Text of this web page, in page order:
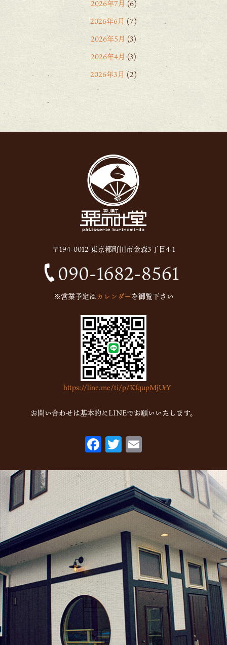
2026年7月 (6)
2026年6月 (7)
2026年5月 (3)
2026年4月(3)
2026年3月 (2)
2026年2月
(6)
(15)
2025年10月(6)
2025年9月(11)
2025年8月(11)
2025年7月(12)
2025年6月(13)
2024年12月(1)
2024年10月(1)
2023年2月(4)
2023年1月(7)
2022年12月(15)
2022年11月(16)
2022年10月(6)
2022年9月(1)
2022年5月
(2)
2022年1月(2)
2021年10月(1)
2021年9月
2021年8月 (1)
2021年6月
(1)
2021年5月
(1)
2021年4月 (1)
2021年2月(2)
2021年1月 (2)
2020年12月(5)
〒194-0012 東京都町田市金森3丁目4-1
※営業予定はカレンダーを御覧下さい
https://line.me/ti/p/KfqupMjUrY
お問い合わせは基本的にLINEでお願いいたします。
F
ac
eb
o
o
k
T
w
itt
er
ai
l